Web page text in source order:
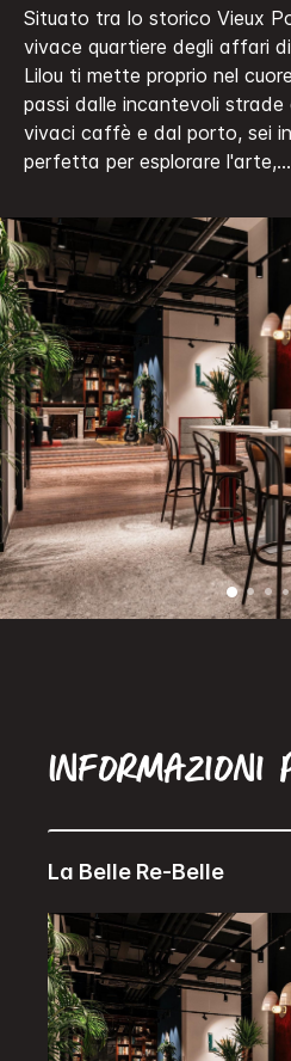
Situato tra lo storico Vieux
vivace quartiere degli affari
Lilou ti mette proprio nel
passi dalle incantevoli strade
vivaci caffè e dal porto, sei
perfetta per esplorare l'arte,...
Informazioni